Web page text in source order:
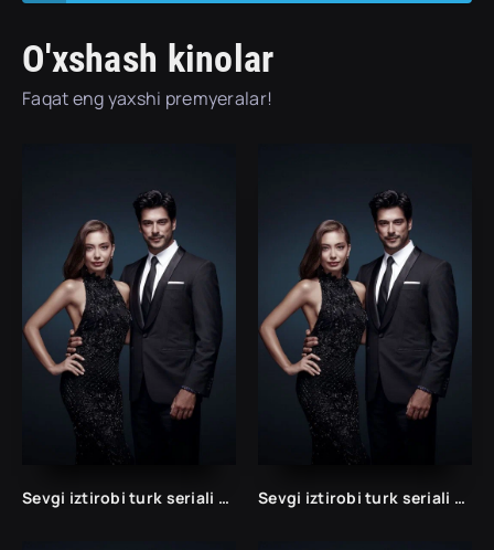
O'xshash kinolar
Faqat eng yaxshi premyeralar!
Sevgi iztirobi turk seriali 1 va 2 Fasil Uzbek tilida Barcha qismlar Sevgi iztirobi turk seriali 1 va 2 Fasil Uzbek tilida Barcha qismlar